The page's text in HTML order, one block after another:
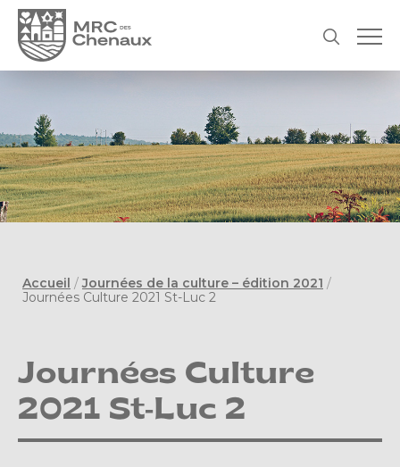
Accueil /Journées de la culture – édition 2021 /
Journées Culture 2021 St-Luc 2
Journées Culture
2021 St-Luc 2